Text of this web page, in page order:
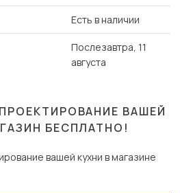
Есть в наличии
Послезавтра, 11
августа
ВАШЕЙ
БЕСПЛАТНО!